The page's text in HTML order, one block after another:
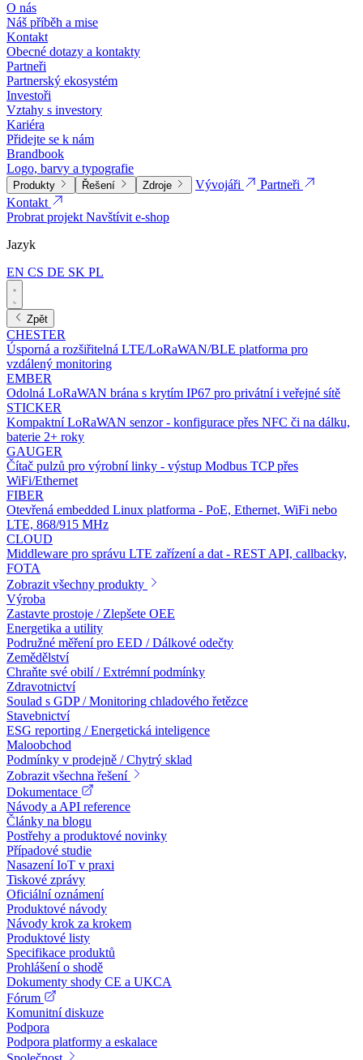
O nás
Náš příběh a mise
Kontakt
Obecné dotazy a kontakty
Partneři
Partnerský ekosystém
Investoři
Vztahy s investory
Kariéra
Přidejte se k nám
Brandbook
Logo, barvy a typografie
Produkty Řešení Zdroje Vývojáři
Partneři
Kontakt
Probrat projektNavštívit e-shop
Jazyk
EN CS DE SK PL
Zpět
CHESTER
Úsporná a rozšiřitelná LTE/LoRaWAN/BLE platforma pro
vzdálený monitoring
EMBER
Odolná LoRaWAN brána s krytím IP67 pro privátní i veřejné sítě
STICKER
Kompaktní LoRaWAN senzor - konfigurace přes NFC či na dálku,
baterie 2+ roky
GAUGER
Čítač pulzů pro výrobní linky - výstup Modbus TCP přes
WiFi/Ethernet
FIBER
Otevřená embedded Linux platforma - PoE, Ethernet, WiFi nebo
LTE, 868/915 MHz
CLOUD
Middleware pro správu LTE zařízení a dat - REST API, callbacky,
FOTA
Zobrazit všechny produkty
Výroba
Zastavte prostoje / Zlepšete OEE
Energetika a utility
Podružné měření pro EED / Dálkové odečty
Zemědělství
Chraňte své obilí / Extrémní podmínky
Zdravotnictví
Soulad s GDP / Monitoring chladového řetězce
Stavebnictví
ESG reporting / Energetická inteligence
Maloobchod
Podmínky v prodejně / Chytrý sklad
Zobrazit všechna řešení
Dokumentace
Návody a API reference
Články na blogu
Postřehy a produktové novinky
Případové studie
Nasazení IoT v praxi
Tiskové zprávy
Oficiální oznámení
Produktové návody
Návody krok za krokem
Produktové listy
Specifikace produktů
Prohlášení o shodě
Dokumenty shody CE a UKCA
Fórum
Komunitní diskuze
Podpora
Podpora platformy a eskalace